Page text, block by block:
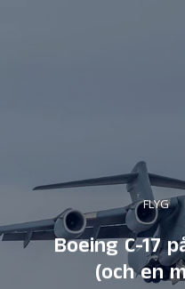
FLYG
Boeing C-17
(och en